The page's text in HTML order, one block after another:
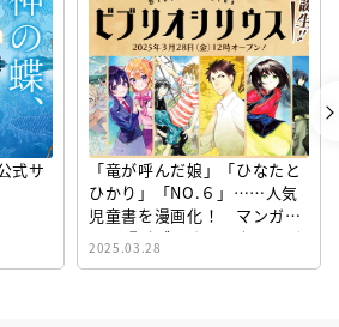
式サ
「竜が呼んだ娘」「ひなたと
ひかり」「NO.６」……人気
児童書を漫画化！ マンガサ
イト『ビブリオシリウス』誕
生！
2025.03.28